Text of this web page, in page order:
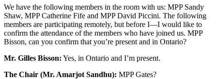
We have the following members in the room with us: MPP Sandy
Shaw, MPP Catherine Fife and MPP David Piccini. The following
members are participating remotely, but before I—I would like to
confirm the attendance of the members who have joined us. MPP
Bisson, can you confirm that you’re present and in Ontario?
Mr. Gilles Bisson: Yes, in Ontario and I’m present.
The Chair (Mr. Amarjot Sandhu): MPP Gates?